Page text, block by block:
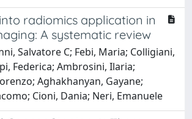
radiomics application in
A systematic review
Salvatore C; Febi, Maria; Colligiani,
Federica; Ambrosini, Ilaria;
Aghakhanyan, Gayane;
Cioni, Dania; Neri, Emanuele